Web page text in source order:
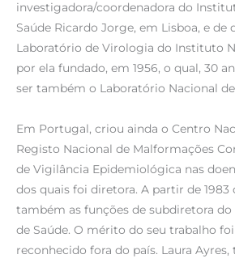
investigadora/coordenadora do
Saúde Ricardo Jorge, em Lisboa, e de
Laboratório de Virologia do Instituto
por ela fundado, em 1956, o qual, 30
ser também o Laboratório Nacional de
Em Portugal, criou ainda o Centro
Registo Nacional de Malformações
de Vigilância Epidemiológica nas
dos quais foi diretora. A partir de 1983
também as funções de subdiretora
de Saúde. O mérito do seu trabalho
reconhecido fora do país. Laura